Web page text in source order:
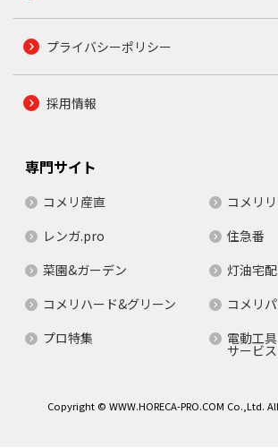
プライバシーポリシー
採用情報
専門サイト
コメリ産直
コメリ
レンガ.pro
住急番
菜園&ガーデン
灯油宅配
コメリハード&グリーン
コメリ
プロ特集
電動工
サービス
Copyright © WWW.HORECA-PRO.COM Co.,Ltd.